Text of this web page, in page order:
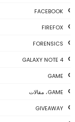
FACEBOOK
FIREFOX
FORENSICS
GALAXY NOTE 4
GAME
GAME، مقالات
GIVEAWAY